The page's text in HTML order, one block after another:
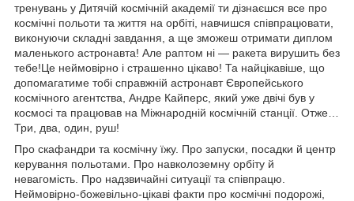
тренувань у Дитячій космічній академії ти дізнаєшся все про
космічні польоти та життя на орбіті, навчишся співпрацювати,
виконуючи складні завдання, а ще зможеш отримати диплом
маленького астронавта! Але раптом ні — ракета вирушить без
тебе!Це неймовірно і страшенно цікаво! Та найцікавіше, що
допомагатиме тобі справжній астронавт Європейського
космічного агентства, Андре Кайперс, який уже двічі був у
космосі та працював на Міжнародній космічній станції. Отже…
Три, два, один, руш!
Про скафандри та космічну їжу. Про запуски, посадки й центр
керування польотами. Про навколоземну орбіту й
невагомість. Про надзвичайні ситуації та співпрацю.
Неймовірно-божевільно-цікаві факти про космічні подорожі,